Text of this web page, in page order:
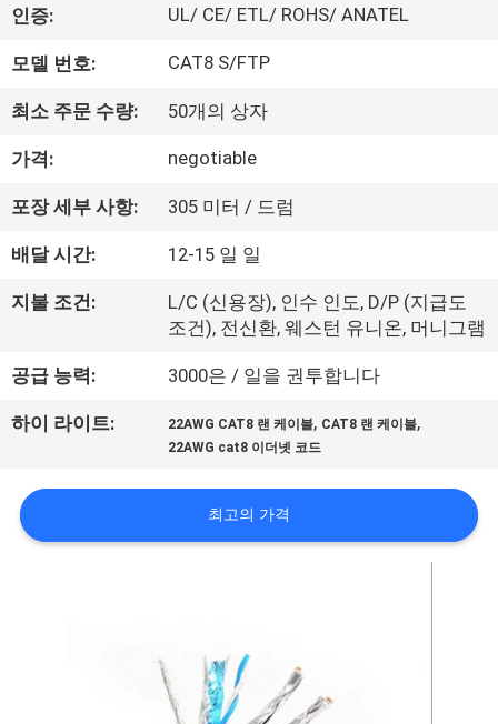
상
우
리
에
대
하
공
여
인증: UL/ CE/ ETL/ ROHS/ ANATEL
모델 번호: CAT8 S/FTP
최소 주문 수량: 50개의 상자
가격: negotiable
포장 세부 사항: 305 미터 / 드럼
배달 시간: 12-15 일 일
지불 조건:
L/C (신용장), 인수 인도, D/P (지급도
조건), 전신환, 웨스턴 유니온, 머니그램
공급 능력: 3000은 / 일을 권투합니다
하이 라이트: 22AWG CAT8 랜 케이블, CAT8 랜 케이블,
22AWG cat8 이더넷 코드
최고의 가격